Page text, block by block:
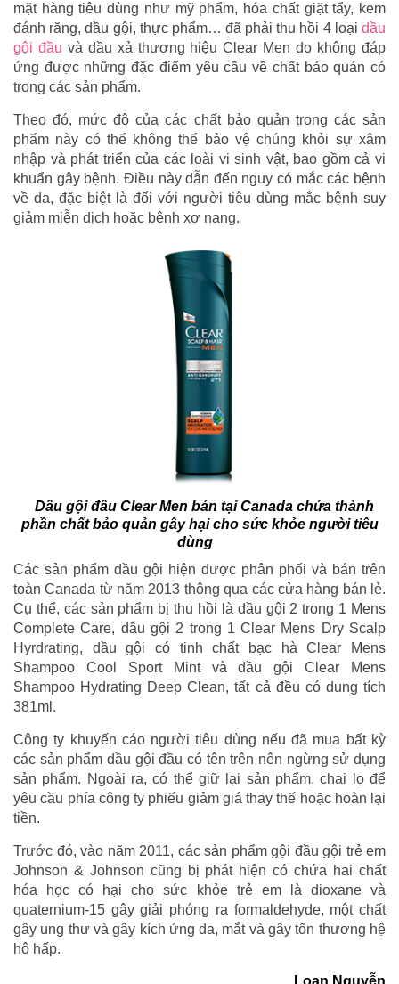
mặt hàng tiêu dùng như mỹ phẩm, hóa chất giặt tẩy, kem
đánh răng, dầu gội, thực phẩm… đã phải thu hồi 4 loại dầu
gội đầu và dầu xả thương hiệu Clear Men do không đáp
ứng được những đặc điểm yêu cầu về chất bảo quản có
trong các sản phẩm.
Theo đó, mức độ của các chất bảo quản trong các sản
phẩm này có thể không thể bảo vệ chúng khỏi sự xâm
nhập và phát triển của các loài vi sinh vật, bao gồm cả vi
khuẩn gây bệnh. Điều này dẫn đến nguy có mắc các bệnh
về da, đặc biệt là đối với người tiêu dùng mắc bệnh suy
giảm miễn dịch hoặc bệnh xơ nang.
Dầu gội đầu Clear Men bán tại Canada chứa thành
phần chất bảo quản gây hại cho sức khỏe người tiêu
dùng
Các sản phẩm dầu gội hiện được phân phối và bán trên
toàn Canada từ năm 2013 thông qua các cửa hàng bán lẻ.
Cụ thể, các sản phẩm bị thu hồi là dầu gội 2 trong 1 Mens
Complete Care, dầu gội 2 trong 1 Clear Mens Dry Scalp
Hyrdrating, dầu gội có tinh chất bạc hà Clear Mens
Shampoo Cool Sport Mint và dầu gội Clear Mens
Shampoo Hydrating Deep Clean, tất cả đều có dung tích
381ml.
Công ty khuyến cáo người tiêu dùng nếu đã mua bất kỳ
các sản phẩm dầu gội đầu có tên trên nên ngừng sử dụng
sản phẩm. Ngoài ra, có thể giữ lại sản phẩm, chai lọ để
yêu cầu phía công ty phiếu giảm giá thay thế hoặc hoàn lại
tiền.
Trước đó, vào năm 2011, các sản phẩm gội đầu gội trẻ em
Johnson & Johnson cũng bị phát hiện có chứa hai chất
hóa học có hại cho sức khỏe trẻ em là
dioxane và
quaternium-15 gây giải phóng ra formaldehyde, một chất
gây ung thư và gây kích ứng da, mắt và gây tổn thương hệ
hô hấp.
Loan Nguyễn